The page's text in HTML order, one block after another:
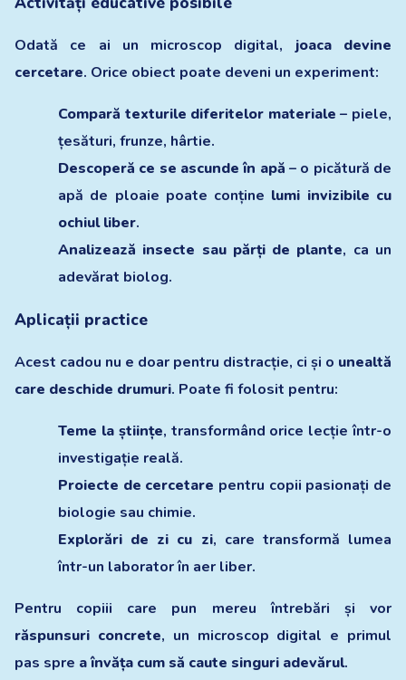
Odată ce ai un microscop digital, joaca devine
cercetare. Orice obiect poate deveni un experiment:
Compară texturile diferitelor materiale – piele,
țesături, frunze, hârtie.
Descoperă ce se ascunde în apă – o picătură de
apă de ploaie poate conține lumi invizibile cu
ochiul liber.
Analizează insecte sau părți de plante, ca un
adevărat biolog.
Aplicații practice
Acest cadou nu e doar pentru distracție, ci și o unealtă
care deschide drumuri. Poate fi folosit pentru:
Teme la științe, transformând orice lecție într-o
investigație reală.
Proiecte de cercetare pentru copii pasionați de
biologie sau chimie.
Explorări de zi cu zi, care transformă lumea
într-un laborator în aer liber.
Pentru copiii care pun mereu întrebări și vor
răspunsuri concrete, un microscop digital e primul
pas spre a învăța cum să caute singuri adevărul.